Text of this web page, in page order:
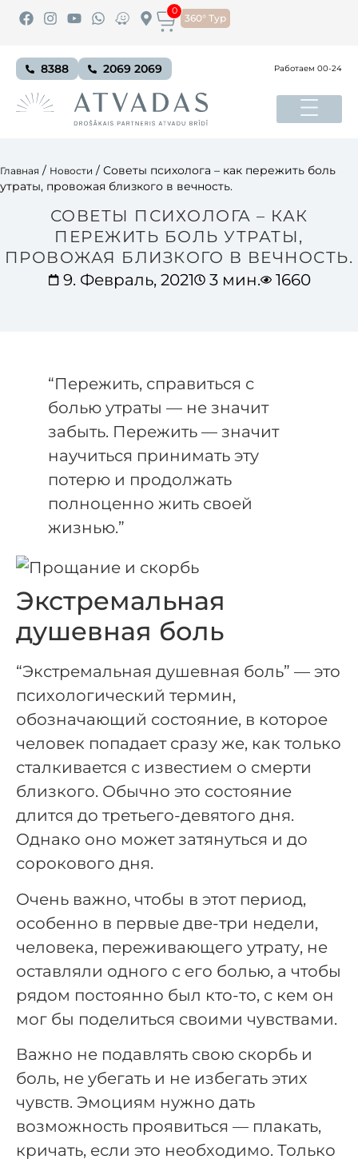
360° Тур
0
8388 2069 2069 Работаем 00-24
Главная / Новости / Советы психолога – как пережить боль
утраты, провожая близкого в вечность.
СОВЕТЫ ПСИХОЛОГА – КАК
ПЕРЕЖИТЬ БОЛЬ УТРАТЫ,
ПРОВОЖАЯ БЛИЗКОГО В ВЕЧНОСТЬ.
9. Февраль, 2021
3 мин. 1660
“Пережить, справиться с
болью утраты — не значит
забыть. Пережить — значит
научиться принимать эту
потерю и продолжать
полноценно жить своей
жизнью.”
Экстремальная
душевная боль
“Экстремальная душевная боль” — это
психологический термин,
обозначающий состояние, в которое
человек попадает сразу же, как только
сталкивается с известием о смерти
близкого. Обычно это состояние
длится до третьего-девятого дня.
Однако оно может затянуться и до
сорокового дня.
Очень важно, чтобы в этот период,
особенно в первые две-три недели,
человека, переживающего утрату, не
оставляли одного с его болью, а чтобы
рядом постоянно был кто-то, с кем он
мог бы поделиться своими чувствами.
Важно не подавлять свою скорбь и
боль, не убегать и не избегать этих
чувств. Эмоциям нужно дать
возможность проявиться — плакать,
кричать, если это необходимо. Только